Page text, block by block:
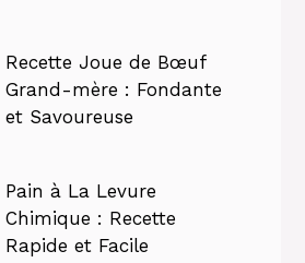
Recette Joue de Bœuf
Grand-mère : Fondante
et Savoureuse
Pain à La Levure
Chimique : Recette
Rapide et Facile